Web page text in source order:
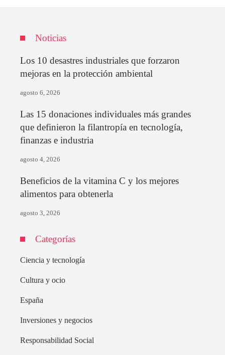
Noticias
Los 10 desastres industriales que forzaron
mejoras en la protección ambiental
agosto 6, 2026
Las 15 donaciones individuales más grandes
que definieron la filantropía en tecnología,
finanzas e industria
agosto 4, 2026
Beneficios de la vitamina C y los mejores
alimentos para obtenerla
agosto 3, 2026
Categorías
Ciencia y tecnología
Cultura y ocio
España
Inversiones y negocios
Responsabilidad Social